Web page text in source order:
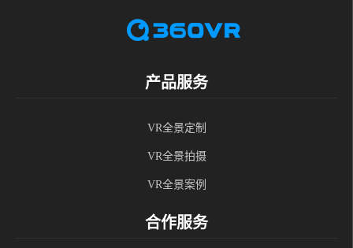
产品服务
VR全景定制
VR全景拍摄
VR全景案例
合作服务